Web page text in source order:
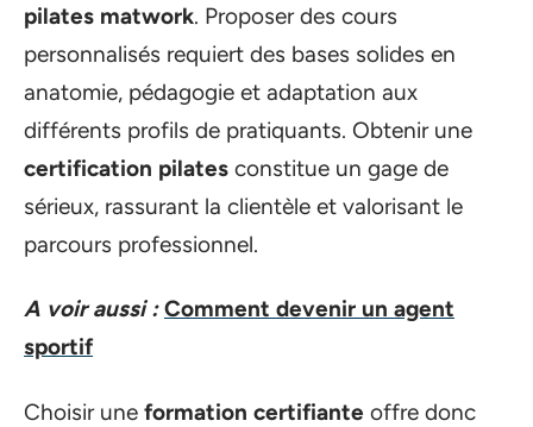
pilates matwork. Proposer des cours
personnalisés requiert des bases solides en
anatomie, pédagogie et adaptation aux
différents profils de pratiquants. Obtenir une
certification pilates constitue un gage de
sérieux, rassurant la clientèle et valorisant le
parcours professionnel.
A voir aussi : Comment devenir un agent
sportif
Choisir une formation certifiante offre donc